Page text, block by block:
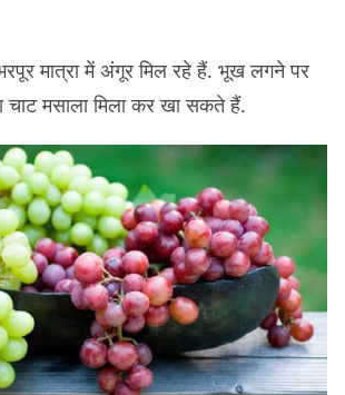
मात्रा में अंगूर मिल रहे हैं. भूख लगने पर
मसाला मिला कर खा सकते हैं.